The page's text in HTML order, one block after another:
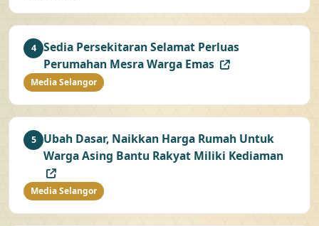
4
Sedia Persekitaran Selamat Perluas
Perumahan Mesra Warga Emas
Media Selangor
5
Ubah Dasar, Naikkan Harga Rumah Untuk
Warga Asing Bantu Rakyat Miliki Kediaman
Media Selangor